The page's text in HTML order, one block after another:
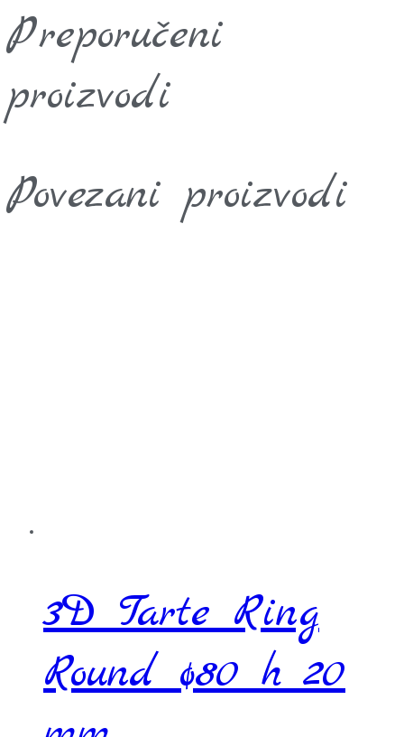
Preporučeni
proizvodi
Povezani proizvodi
3D Tarte Ring
Round ø80 h 20